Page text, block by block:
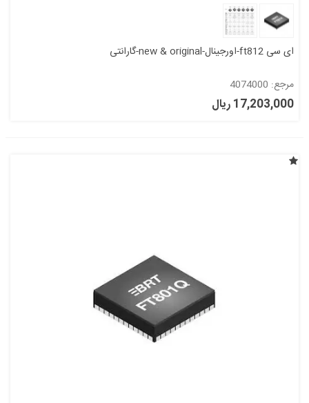
ای سی ft812-اورجینال-new & original-گارانتی
مرجع: 4074000
17,203,000 ریال